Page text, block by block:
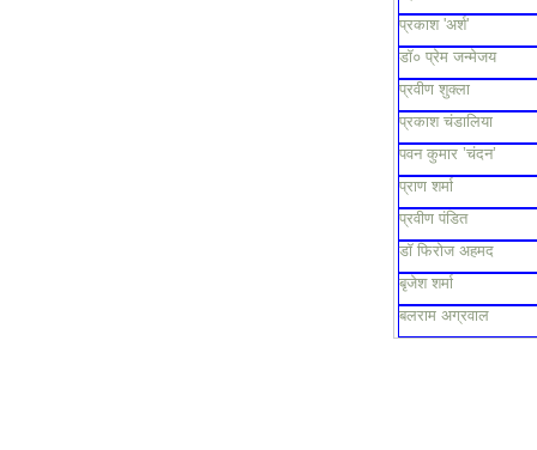
प्रकाश 'अर्श'
डॉ० प्रेम जन्मेजय
प्रवीण शुक्ला
प्रकाश चंडालिया
पवन कुमार ’चंदन’
प्राण शर्मा
प्रवीण पंडित
डॉ फिरोज अहमद
बृजेश शर्मा
बलराम अग्रवाल